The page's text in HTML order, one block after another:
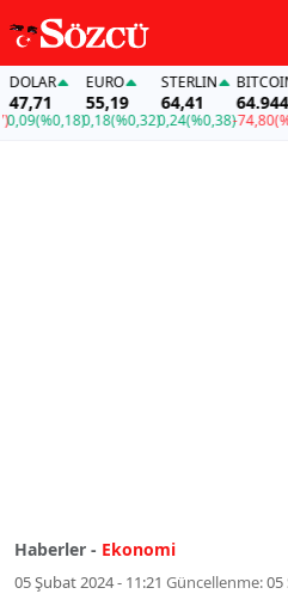
(%0,18)
EURO
55,19
0,18(%0,32)
STERLIN
64,41
0,24(%0,38)
BITCOIN
64.944,00
-74,80(%-
Haberler - Ekonomi
05 Şubat 2024 - 11:21 Güncellenme:05